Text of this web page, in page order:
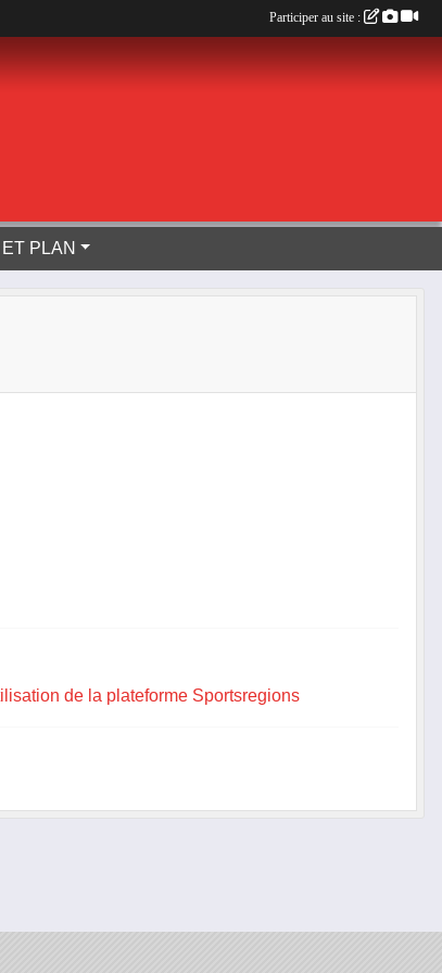
PLAN
de la plateforme Sportsregions
Participer au site :